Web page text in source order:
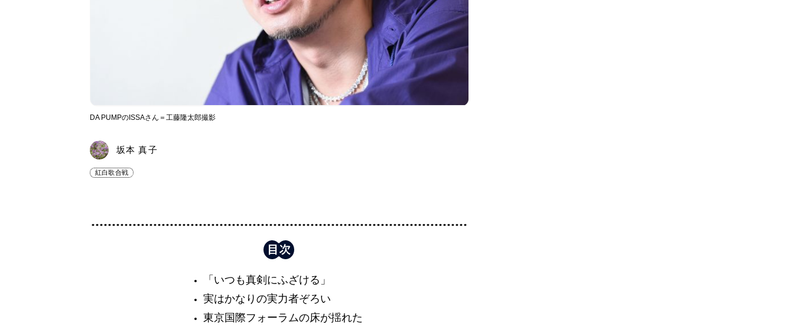
DA PUMPのISSAさん＝工藤隆太郎撮影
坂本 真子
紅白歌合戦
「いつも真剣にふざける」
実はかなりの実力者ぞろい
東京国際フォーラムの床が揺れた